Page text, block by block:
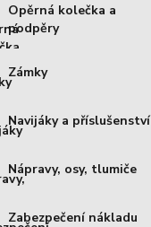
Opěrná kolečka a
podpěry
Zámky
Navijáky a příslušenství
Nápravy, osy, tlumiče
Zabezpečení nákladu